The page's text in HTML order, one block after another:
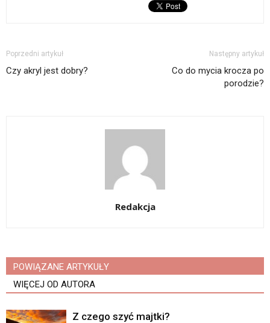
Poprzedni artykuł
Czy akryl jest dobry?
Następny artykuł
Co do mycia krocza po
porodzie?
Redakcja
POWIĄZANE ARTYKUŁY
WIĘCEJ OD AUTORA
Z czego szyć majtki?